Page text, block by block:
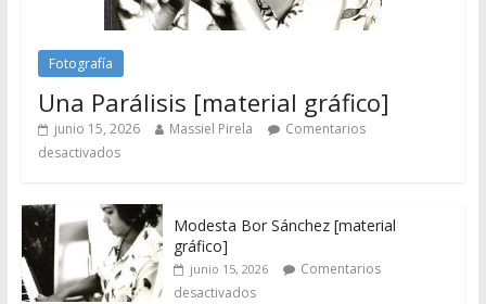
Fotografía
Una Parálisis [material gráfico]
junio 15, 2026 Massiel Pirela
Comentarios
desactivados
Modesta Bor Sánchez [material
gráfico]
junio 15, 2026
Comentarios
desactivados